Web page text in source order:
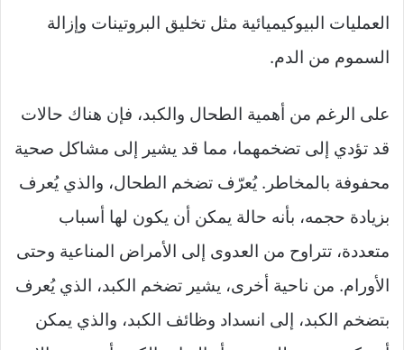
العمليات البيوكيميائية مثل تخليق البروتينات وإزالة
السموم من الدم.
على الرغم من أهمية الطحال والكبد، فإن هناك حالات
قد تؤدي إلى تضخمهما، مما قد يشير إلى مشاكل صحية
محفوفة بالمخاطر. يُعرّف تضخم الطحال، والذي يُعرف
بزيادة حجمه، بأنه حالة يمكن أن يكون لها أسباب
متعددة، تتراوح من العدوى إلى الأمراض المناعية وحتى
الأورام. من ناحية أخرى، يشير تضخم الكبد، الذي يُعرف
بتضخم الكبد، إلى انسداد وظائف الكبد، والذي يمكن